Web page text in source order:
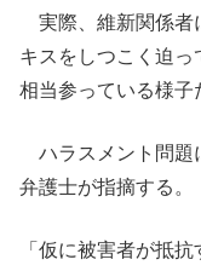
実際、維新関係者
キスをしつこく迫っ
相当参っている様子
ハラスメント問題
弁護士が指摘する。
「仮に被害者が抵